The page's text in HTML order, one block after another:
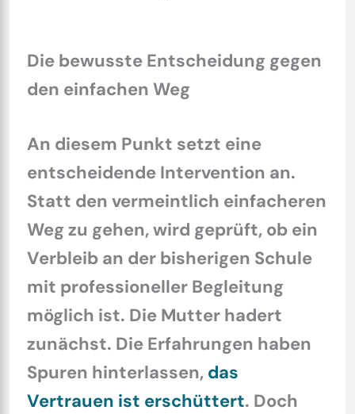
Die bewusste Entscheidung gegen
den einfachen Weg
An diesem Punkt setzt eine
entscheidende Intervention an.
Statt den vermeintlich einfacheren
Weg zu gehen, wird geprüft, ob ein
Verbleib an der bisherigen Schule
mit professioneller Begleitung
möglich ist. Die Mutter hadert
zunächst. Die Erfahrungen haben
Spuren hinterlassen, das
Vertrauen ist erschüttert. Doch